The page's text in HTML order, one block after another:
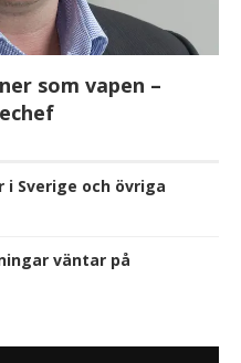
som vapen –
i Sverige och övriga
väntar på